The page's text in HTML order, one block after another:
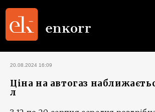
20.08.2024 16:09
Ціна на автогаз
л